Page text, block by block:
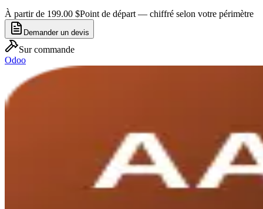
À partir de 199.00 $Point de départ — chiffré selon votre périmètre
Demander un devis
Sur commande
Odoo